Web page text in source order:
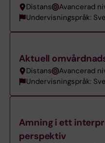
Distans Avancerad
Undervisningspråk:
Aktuell
Distans Avancerad
Undervisningspråk:
Amning i ett
perspektiv